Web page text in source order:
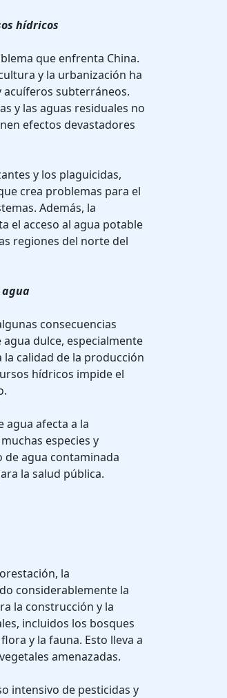
hídricos
que enfrenta China.
y la urbanización ha
acuíferos subterráneos.
y las aguas residuales no
efectos devastadores
y los plaguicidas,
crea problemas para el
Además, la
el acceso al agua potable
regiones del norte del
agua
consecuencias
agua dulce, especialmente
calidad de la producción
hídricos impide el
agua afecta a la
especies y
de agua contaminada
la salud pública.
la
considerablemente la
la construcción y la
incluidos los bosques
y la fauna. Esto lleva a
amenazadas.
intensivo de pesticidas y